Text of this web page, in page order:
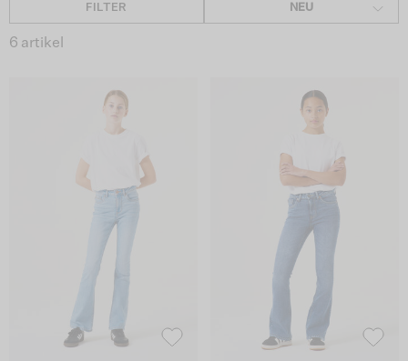
FILTER NEU
6 artikel